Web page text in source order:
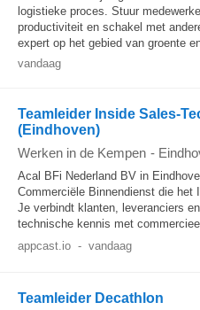
logistieke proces. Stuur
productiviteit en schakel met
expert op het gebied van groente
vandaag
Teamleider Inside Sales-
(Eindhoven)
Werken in de Kempen -
Acal BFi Nederland BV in
Commerciële Binnendienst die het
Je verbindt klanten, leveranciers
technische kennis met
appcast.io - vandaag
Teamleider Decathlon